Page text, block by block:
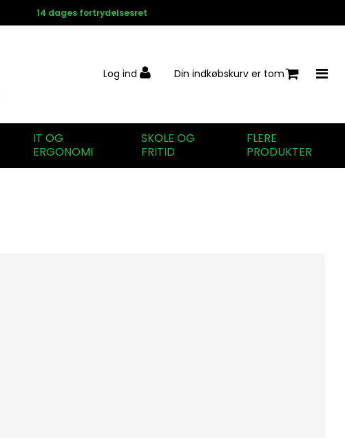
14 dages fortrydelsesret
Log ind Din indkøbskurv er tom
IT OG
ERGONOMI
SKOLE OG
FRITID
FLERE
PRODUKTER